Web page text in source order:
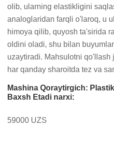
olib, ularning elastikligini
analoglaridan farqli o'laroq, u
himoya qilib, quyosh ta'sirida
oldini oladi, shu bilan
uzaytiradi. Mahsulotni qo'llash
har qanday sharoitda tez va
Mashina Qoraytirgich:
Baxsh Etadi narxi:
59000 UZS